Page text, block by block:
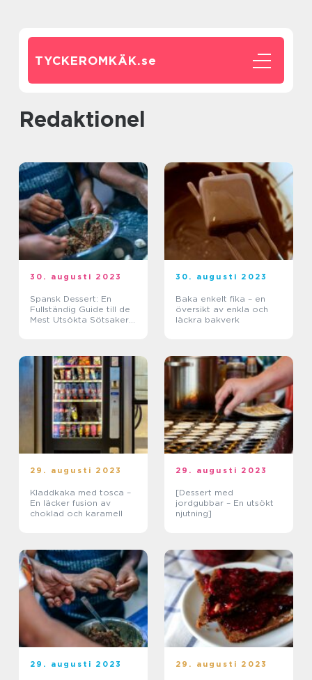
TYCKEROMKÄK.se
redaktionel
30. augusti 2023
Spansk Dessert: En
Fullständig Guide till de
Mest Utsökta Sötsaker
30. augusti 2023
Baka enkelt fika – en
översikt av enkla och
läckra bakverk
29. augusti 2023
Kladdkaka med tosca –
En läcker fusion av
choklad och karamell
29. augusti 2023
[Dessert med
jordgubbar – En utsökt
njutning]
29. augusti 2023 29. augusti 2023